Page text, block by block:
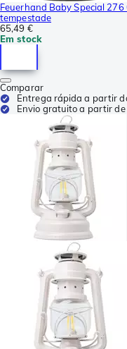
Feuerhand Baby Special
tempestade
65,49 €
Em stock
Comparar
Entrega rápida a partir
Envio gratuito a partir de